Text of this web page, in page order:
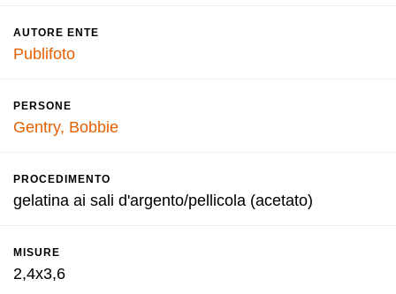
AUTORE ENTE
Publifoto
PERSONE
Gentry, Bobbie
PROCEDIMENTO
gelatina ai sali d'argento/pellicola (acetato)
MISURE
2,4x3,6